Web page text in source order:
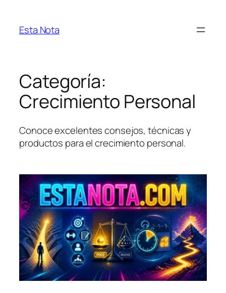
contenido
Esta Nota
Categoría:
Crecimiento Personal
Conoce excelentes consejos, técnicas y
productos para el crecimiento personal.